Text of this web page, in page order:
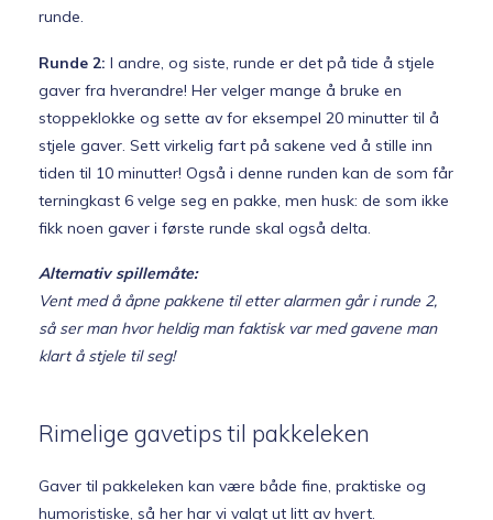
runde.
Runde 2: I andre, og siste, runde er det på tide å stjele
gaver fra hverandre! Her velger mange å bruke en
stoppeklokke og sette av for eksempel 20 minutter til å
stjele gaver. Sett virkelig fart på sakene ved å stille inn
tiden til 10 minutter! Også i denne runden kan de som får
terningkast 6 velge seg en pakke, men husk: de som ikke
fikk noen gaver i første runde skal også delta.
Alternativ spillemåte:
Vent med å åpne pakkene til etter alarmen går i runde 2,
så ser man hvor heldig man faktisk var med gavene man
klart å stjele til seg!
Rimelige gavetips til pakkeleken
Gaver til pakkeleken kan være både fine, praktiske og
humoristiske, så her har vi valgt ut litt av hvert.